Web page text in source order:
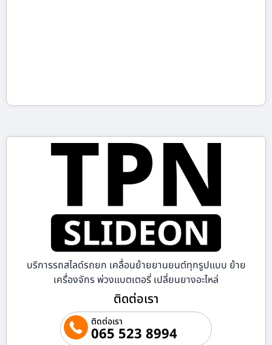
บริการรถสไลด์รถยก เคลื่อนย้ายยานยนต์ทุกรูปแบบ ย้าย
เครื่องจักร พ่วงแบตเตอรี่ เปลี่ยนยางอะไหล่
ติดต่อเรา
ติดต่อเรา
065 523 8994